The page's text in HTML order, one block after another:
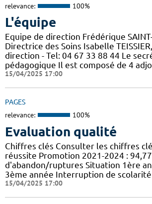
relevance: 100%
L'équipe
Equipe de direction Frédérique
Directrice des Soins Isabelle
direction - Tel: 04 67 33 88 44 Le
pédagogique Il est composé de 4
15/04/2025 17:00
PAGES
relevance: 100%
Evaluation qualité
Chiffres clés Consulter les chiffres
réussite Promotion 2021-2024 : 94,77
d'abandon/ruptures Situation 1ère
3ème année Interruption de
15/04/2025 17:00